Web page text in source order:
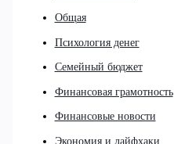
Общая
Психология денег
Семейный бюджет
Финансовая грамотность
Финансовые новости
Экономия и лайфхаки